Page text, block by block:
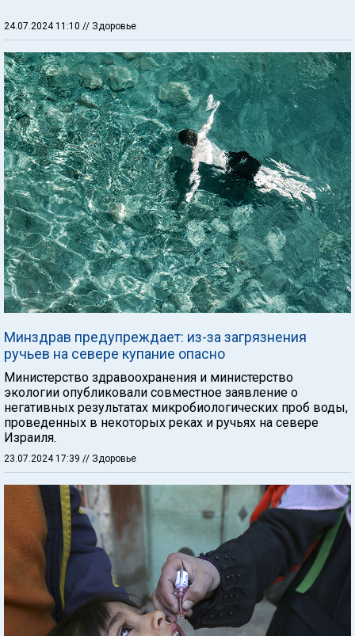
24.07.2024 11:10 // Здоровье
Минздрав предупреждает: из-за загрязнения
ручьев на севере купание опасно
Министерство здравоохранения и министерство
экологии опубликовали совместное заявление о
негативных результатах микробиологических проб воды,
проведенных в некоторых реках и ручьях на севере
Израиля.
23.07.2024 17:39 // Здоровье